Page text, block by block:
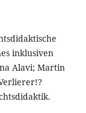
inklusiven
Alavi; Martin